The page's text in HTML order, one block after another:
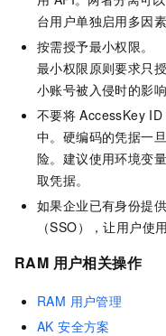
台用户单独启用多因
按需授予最小权限。
最小权限原则要求只
小账号被入侵时的影
不要将 AccessKey ID
中。硬编码的凭据一
险。建议使用环境变
取凭据。
如果企业已有身份提
（SSO），让用户使
RAM 用户相关操作
RAM 用户管理
AK 安全方案